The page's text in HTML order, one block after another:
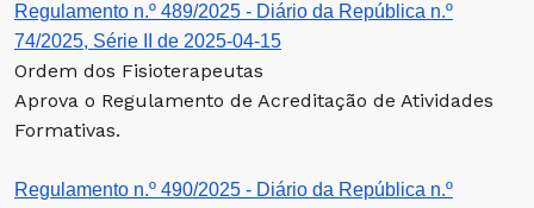
Regulamento n.º 489/2025 - Diário da República n.º
74/2025, Série II de 2025-04-15
Ordem dos Fisioterapeutas
Aprova o Regulamento de Acreditação de Atividades
Formativas.
Regulamento n.º 490/2025 - Diário da República n.º